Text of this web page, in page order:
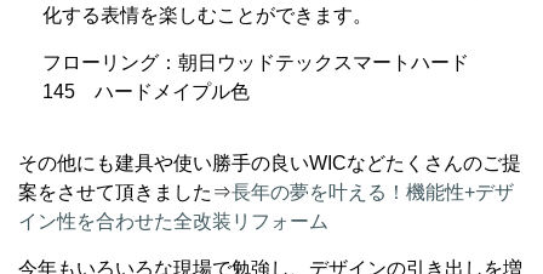
化する表情を楽しむことができます。
フローリング：朝日ウッドテックスマートハード
145 ハードメイプル色
その他にも建具や使い勝手の良いWICなどたくさんのご提
案をさせて頂きました⇒長年の夢を叶える！機能性+デザ
イン性を合わせた全改装リフォーム
今年もいろいろな現場で勉強し、デザインの引き出しを増